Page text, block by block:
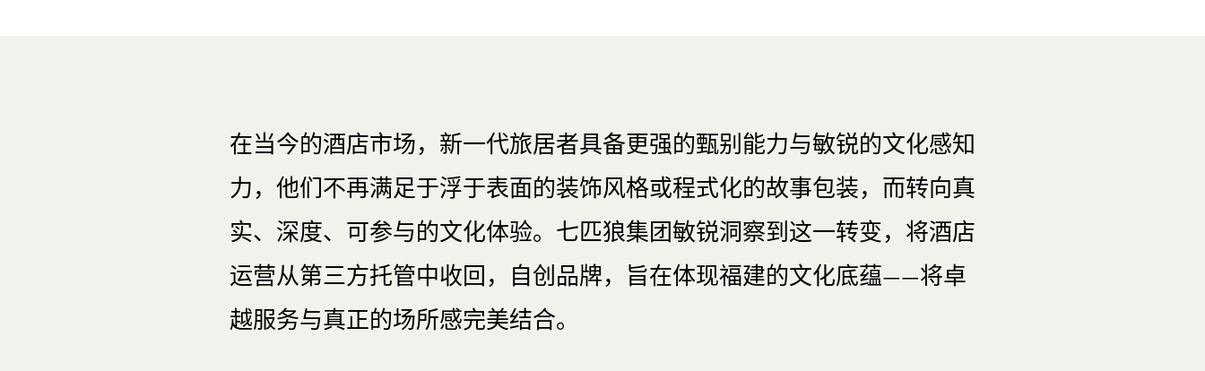
在当今的酒店市场，新一代旅居者具备更强的甄别能力与敏锐的文化感知
力，他们不再满足于浮于表面的装饰风格或程式化的故事包装，而转向真
实、深度、可参与的文化体验。七匹狼集团敏锐洞察到这一转变，将酒店
运营从第三方托管中收回，自创品牌，旨在体现福建的文化底蕴——将卓
越服务与真正的场所感完美结合。